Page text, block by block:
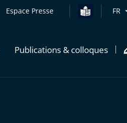
Espace Presse FR
Publications & colloques